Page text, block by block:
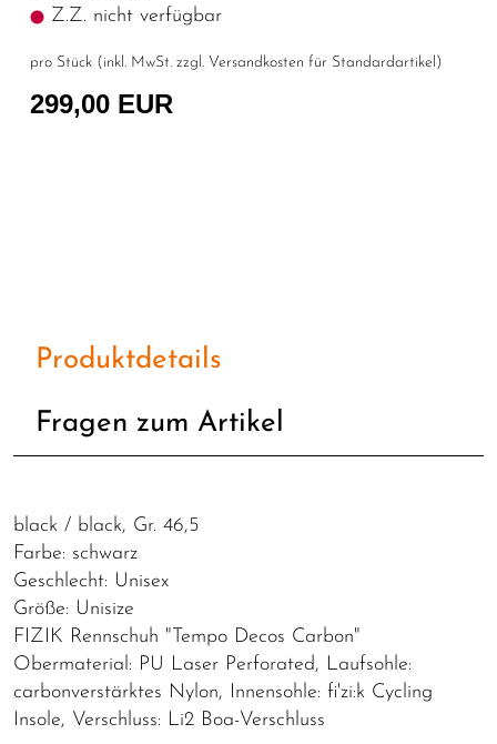
Z.Z. nicht verfügbar
pro Stück (inkl. MwSt. zzgl. Versandkosten für Standardartikel )
299,00 EUR
Produktdetails
Fragen zum Artikel
black / black, Gr. 46,5
Farbe: schwarz
Geschlecht: Unisex
Größe: Unisize
FIZIK Rennschuh "Tempo Decos Carbon"
Obermaterial: PU Laser Perforated, Laufsohle:
carbonverstärktes Nylon, Innensohle: fi'zi:k Cycling
Insole, Verschluss: Li2 Boa-Verschluss